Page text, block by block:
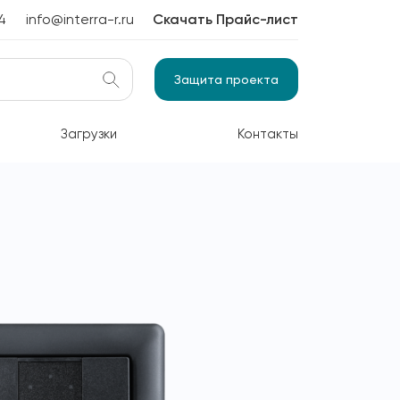
info@interra-r.ru Скачать Прайс-лист
Защита проекта
Загрузки Контакты